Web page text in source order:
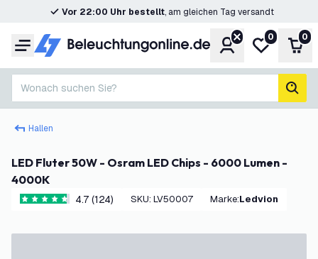
Vor 22:00 Uhr bestellt, am gleichen Tag versandt
Menü KontoMeine
0 0
Wonach suchen Sie?
Hallen
LED Fluter 50W - Osram LED Chips - 6000 Lumen -
4000K
4.7 Bewertungssterne
4.7 (124) SKU: LV50007 Marke: Ledvion